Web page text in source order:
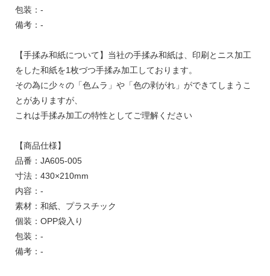
包装：-
備考：-
【手揉み和紙について】当社の手揉み和紙は、印刷とニス加工
をした和紙を1枚づつ手揉み加工しております。
その為に少々の「色ムラ」や「色の剥がれ」ができてしまうこ
とがありますが、
これは手揉み加工の特性としてご理解ください
【商品仕様】
品番：JA605-005
寸法：430×210mm
内容：-
素材：和紙、プラスチック
個装：OPP袋入り
包装：-
備考：-